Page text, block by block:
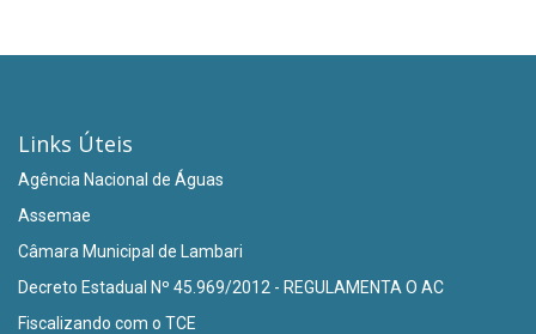
Links Úteis
Agência Nacional de Águas
Assemae
Câmara Municipal de Lambari
Decreto Estadual Nº 45.969/2012 - REGULAMENTA O AC
Fiscalizando com o TCE